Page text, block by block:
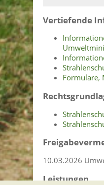
Vertiefende
Formulare,
10.03.2026
Leistungen